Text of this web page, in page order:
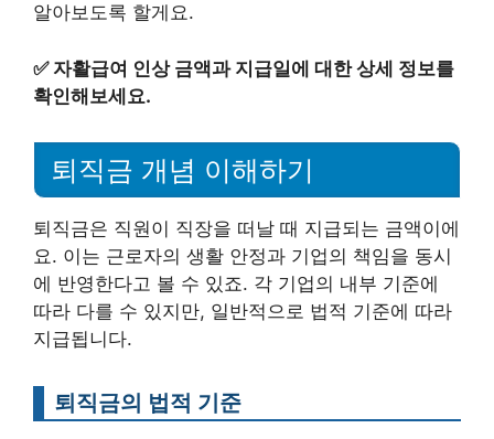
알아보도록 할게요.
✅ 자활급여 인상 금액과 지급일에 대한 상세 정보를
확인해보세요.
퇴직금 개념 이해하기
퇴직금은 직원이 직장을 떠날 때 지급되는 금액이에
요. 이는 근로자의 생활 안정과 기업의 책임을 동시
에 반영한다고 볼 수 있죠. 각 기업의 내부 기준에
따라 다를 수 있지만, 일반적으로 법적 기준에 따라
지급됩니다.
퇴직금의 법적 기준